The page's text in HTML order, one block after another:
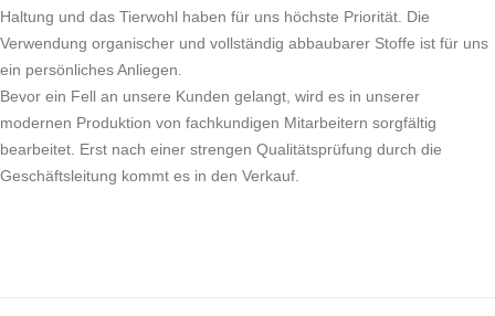
Haltung und das Tierwohl haben für uns höchste Priorität. Die
Verwendung organischer und vollständig abbaubarer Stoffe ist für uns
ein persönliches Anliegen.
Bevor ein Fell an unsere Kunden gelangt, wird es in unserer
modernen Produktion von fachkundigen Mitarbeitern sorgfältig
bearbeitet. Erst nach einer strengen Qualitätsprüfung durch die
Geschäftsleitung kommt es in den Verkauf.